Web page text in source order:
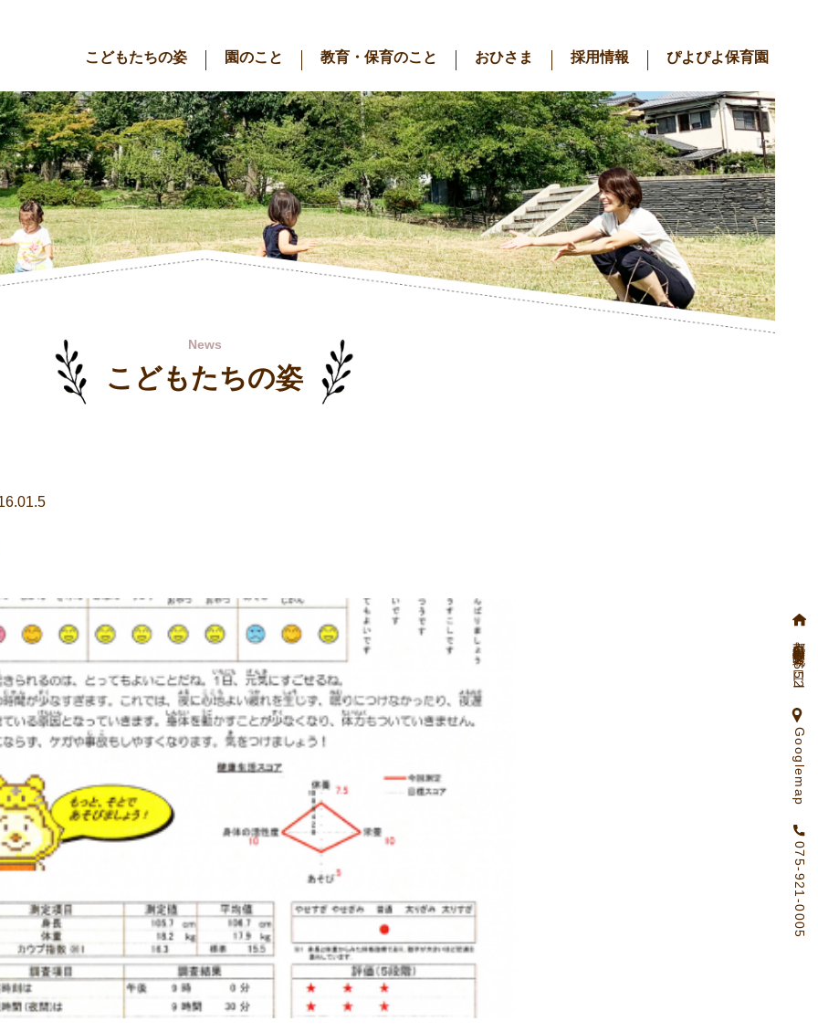
こどもたちの姿 園のこと 教育・保育のこと おひさま 採用情報 ぴよぴよ保育園
京都府向日市物集女町北ノ口65ー2
Googlemap
075-921-0005
News
こどもたちの姿